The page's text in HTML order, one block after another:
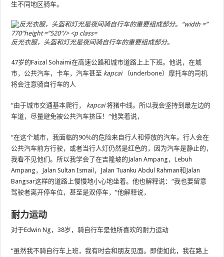
生不同地区骑车。
反光衣服，头盔和灯光是夜间骑自行车的重要组成部分。
47岁的Faizal Sohaimi在高速公路和城市道路上上下班。他说，在城
市，公共汽车，卡车，汽车甚至 kapcai （underbone）摩托车的司机
将会注意骑自行车的人
“由于城市交通基本爬行， kapcai将猪中线。所以我会坚持到最左边的
车道，尽量避免被公共汽车挤压！“他笑着说，
“在这个城市，我面临的90％的危险来自行人和停放的汽车。行人会在
公共汽车前方行驶，或者当行人灯仍然是红色的，因为汽车是静止的，
我看不见他们。所以我学会了在吉隆坡的Jalan Ampang，Lebuh
Ampang，Jalan Sultan Ismail，Jalan Tuanku Abdul Rahman和Jalan
Bangsar这样的道路上慢慢地小心地坐着。他也解释说：“我也要留意
驾驶者离开停车位，甚至是双停车，”他解释说，
耐力运动
对于Edwin Ng，38岁，骑自行车是他所喜欢的耐力运动
“虽然我不骑自行车上班，我有时会和朋友见面。即使如此，我在路上